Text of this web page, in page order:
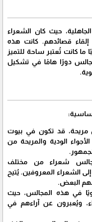
حيث كان الشعراء
إلقاء قصائدهم. كانت هذه
ما كانت تُعتبر ساحة للتميز
دورًا هامًا في تشكيل
مريحة، قد تكون في بيوت
الودية والمريحة من
شعراء من مختلف
الشعراء المعروفين. يُتيح
البعض.
في هذه المجالس، حيث
ويُعبرون عن آراءهم في